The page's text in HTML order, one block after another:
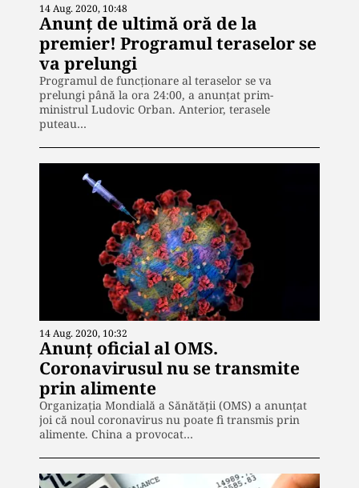
14 Aug. 2020, 10:48
Anunț de ultimă oră de la
premier! Programul teraselor se
va prelungi
Programul de funcționare al teraselor se va
prelungi până la ora 24:00, a anunțat prim-
ministrul Ludovic Orban. Anterior, terasele
puteau…
14 Aug. 2020, 10:32
Anunț oficial al OMS.
Coronavirusul nu se transmite
prin alimente
Organizaţia Mondială a Sănătăţii (OMS) a anunțat
joi că noul coronavirus nu poate fi transmis prin
alimente. China a provocat…